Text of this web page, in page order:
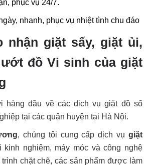
phục vụ 24/7.
nhanh, phục vụ nhiệt tình chu đáo
nhận giặt sấy, giặt ủi,
đồ Vi sinh của giặt
hàng đầu về các dịch vụ giặt đồ số
tại các quận huyện tại Hà Nội.
, chúng tôi cung cấp dịch vụ giặt
kinh nghiệm, máy móc và công nghệ
chặt chẽ, các sản phẩm được làm